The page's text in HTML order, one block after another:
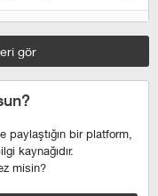
gör
bir platform,
kaynağıdır.
misin?